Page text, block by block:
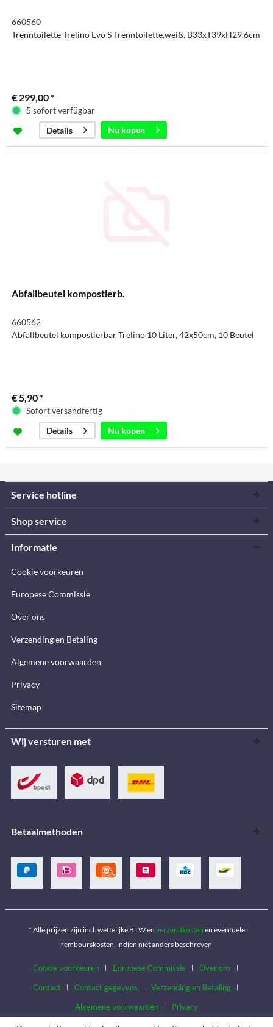
660560
Trenntoilette Trelino Evo S Trenntoilette,weiß, B33xT39xH29,6cm
€ 299,00 *
5 sofort verfügbar
Details
Nu kopen
Abfallbeutel kompostierb.
660562
Abfallbeutel kompostierbar Trelino 10 Liter, 42x50cm, 10 Beutel
€ 5,90 *
Sofort versandfertig
Details
Nu kopen
Service hotline
Shop service
Informatie
Cookie voorkeuren
Europese Commissie
Over ons
Verzending en Betaling
Algemene voorwaarden
Privacy
Sitemap
Wij versturen met
Betaalmethoden
* Alle prijzen zijn incl. wettelijke BTW en verzendkosten en eventuele
rembourskosten, indien niet anders beschreven
Cookie voorkeuren Europese Commissie
Over ons
Contact
Contact gegevens
Verzending en Betaling
Algemene voorwaarden
Privacy